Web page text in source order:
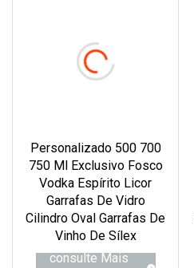
Personalizado 500 700
750 Ml Exclusivo Fosco
Vodka Espírito Licor
Garrafas De Vidro
Cilindro Oval Garrafas De
Vinho De Sílex
consulte Mais